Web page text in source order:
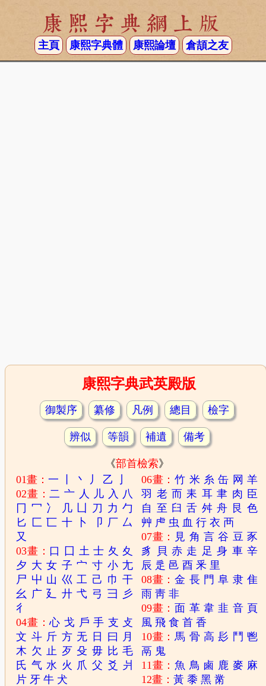
康熙字典網上版
主頁 康熙字典體 康熙論壇 倉頡之友
康熙字典武英殿版
御製序 纂修 凡例 總目 檢字
辨似 等韻 補遺 備考
《部首檢索》
01畫：一 丶 丿 乙
02畫：二 亠 人 儿 入 八
冂 冖 冫 几 凵 刀 力 勹
匕 匚 匸 十 卜 卩 厂 厶
又
03畫： 口 囗 土 士 夂 夊
夕 大 女 子 宀 寸 小 尢
尸 屮 山 巛 工 己 巾 干
幺 广 廴 廾 弋 弓 彐
彡
彳
04畫：心 戈 戶 手 支 攴
文 斗 斤 方 无 日 曰 月
木 欠 止 歹 殳 毋 比 毛
氏 气 水 火 爪 父 爻 爿
片 牙 牛 犬
06畫：竹 米 糸 缶 网 羊
羽 老 而 耒 耳 聿 肉 臣
自 至 臼 舌 舛 舟 艮 色
艸 虍 虫 血 行 衣 襾
07畫： 見 角 言 谷 豆 豕
豸
貝 赤 走 足 身 車 辛
辰 辵 邑 酉 釆 里
08畫：金 長 門 阜 隶 隹
雨 靑 非
09畫： 面 革 韋 韭 音 頁
風 飛 食 首 香
10畫：馬 骨 高 髟 鬥 鬯
鬲 鬼
11畫：魚 鳥 鹵 鹿 麥 麻
12畫：黃 黍 黑 黹